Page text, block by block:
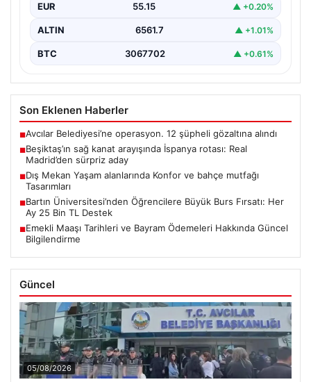
alternatif çözümlere hız…
EUR 55.15 ▲ +0.20%
ALTIN 6561.7 ▲ +1.01%
BTC 3067702 ▲ +0.61%
Son Eklenen Haberler
■Avcılar Belediyesi’ne operasyon. 12 şüpheli gözaltına alındı
■Beşiktaş’ın sağ kanat arayışında İspanya rotası: Real
Madrid’den sürpriz aday
■Dış Mekan Yaşam alanlarında Konfor ve bahçe mutfağı
Tasarımları
■Bartın Üniversitesi’nden Öğrencilere Büyük Burs Fırsatı: Her
Ay 25 Bin TL Destek
■Emekli Maaşı Tarihleri ve Bayram Ödemeleri Hakkında Güncel
Bilgilendirme
Güncel
05/08/2026